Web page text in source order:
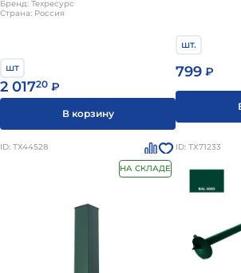
Бренд: Техресурс
Страна: Россия
шт
2 01720 ₽
В корзину
шт.
799 ₽
ID: ТХ44528
НА СКЛАДЕ
ID: ТХ71233